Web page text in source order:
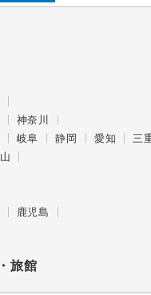
神奈川
岐阜 静岡 愛知
三
鹿児島
旅館